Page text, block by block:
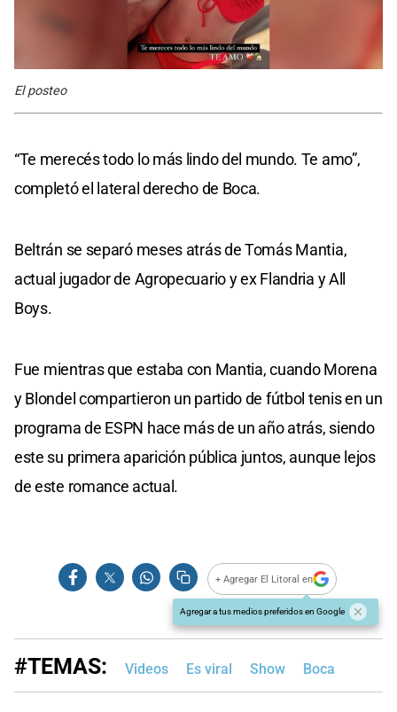
El posteo
“Te merecés todo lo más lindo del mundo. Te amo”,
completó el lateral derecho de Boca.
Beltrán se separó meses atrás de Tomás Mantia,
actual jugador de Agropecuario y ex Flandria y All
Boys.
Fue mientras que estaba con Mantia, cuando Morena
y Blondel compartieron un partido de fútbol tenis en un
programa de ESPN hace más de un año atrás, siendo
este su primera aparición pública juntos, aunque lejos
de este romance actual.
+ Agregar El Litoral en
Agregar a tus medios preferidos en Google
#TEMAS: Videos Es viral Show Boca